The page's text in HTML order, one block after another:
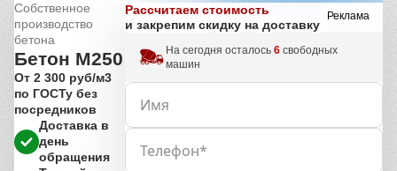
Реклама
Собственное
производство
бетона
Бетон М250
От 2 300 руб/м3
по ГОСТу без
посредников
Доставка в
день
обращения
Рассчитаем стоимость
и закрепим скидку на доставку
На сегодня осталось 6 свободных
машин